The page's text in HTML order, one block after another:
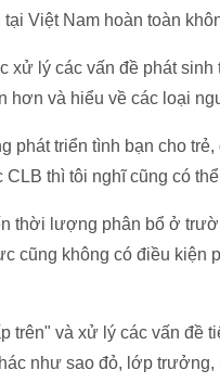
Việt Nam hoàn toàn
xử lý các vấn đề phát
hơn và hiểu về các loại
phát triển tình bạn cho
thì tôi nghĩ cũng có
thời lượng phân bổ ở
cũng không có điều kiện
trên" và xử lý các vấn đề
như sao đỏ, lớp